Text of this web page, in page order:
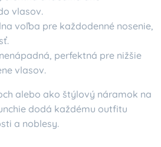
vlasov.
voľba pre každodenné nosenie,
perfektná pre nižšie
vlasov.
alebo ako štýlový náramok na
dodá každému outfitu
a noblesy.